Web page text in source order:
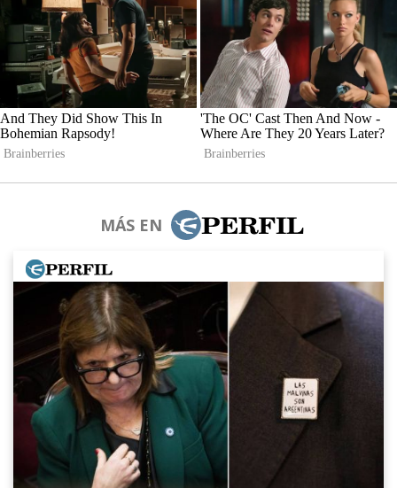
MÁS EN